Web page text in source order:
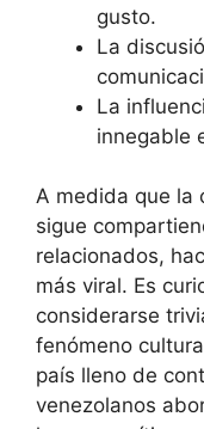
gusto.
La
La
innegable
A medida que la
sigue
relacionados,
más viral. Es
considerarse
fenómeno
país lleno de
venezolanos